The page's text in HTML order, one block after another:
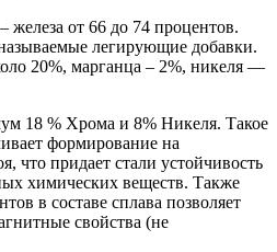
железа от 66 до 74 процентов.
легирующие добавки.
20%, марганца – 2%, никеля —
18 % Хрома и 8% Никеля. Такое
формирование на
что придает стали устойчивость
химических веществ. Также
в составе сплава позволяет
свойства (не